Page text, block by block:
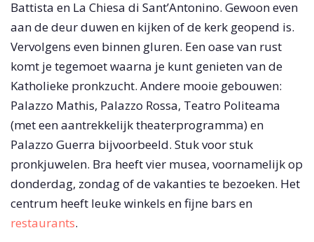
Battista en La Chiesa di Sant’Antonino. Gewoon even
aan de deur duwen en kijken of de kerk geopend is.
Vervolgens even binnen gluren. Een oase van rust
komt je tegemoet waarna je kunt genieten van de
Katholieke pronkzucht. Andere mooie gebouwen:
Palazzo Mathis, Palazzo Rossa, Teatro Politeama
(met een aantrekkelijk theaterprogramma) en
Palazzo Guerra bijvoorbeeld. Stuk voor stuk
pronkjuwelen. Bra heeft vier musea, voornamelijk op
donderdag, zondag of de vakanties te bezoeken. Het
centrum heeft leuke winkels en fijne bars en
restaurants.